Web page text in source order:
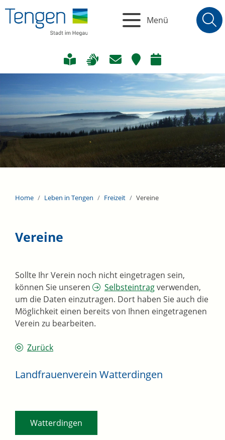
Menü
Home Leben in Tengen Freizeit Vereine
Vereine
Sollte Ihr Verein noch nicht eingetragen sein,
können Sie unseren
Selbsteintragverwenden,
um die Daten einzutragen. Dort haben Sie auch die
Möglichkeit einen bereits von Ihnen eingetragenen
Verein zu bearbeiten.
Zurück
Landfrauenverein Watterdingen
Watterdingen